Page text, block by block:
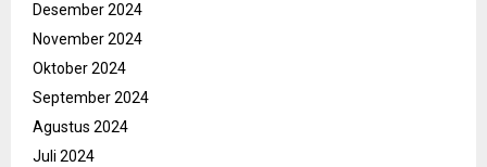
Desember 2024
November 2024
Oktober 2024
September 2024
Agustus 2024
Juli 2024